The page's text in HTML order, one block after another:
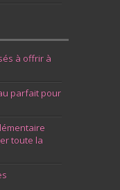
à offrir à
parfait pour
toute la